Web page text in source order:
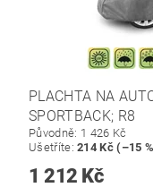
PLACHTA NA
SPORTBACK; R8
Původně: 1 426 Kč
Ušetříte:214 Kč (–15
1 212 Kč